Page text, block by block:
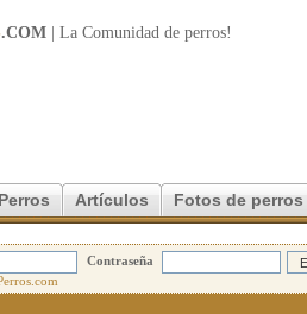
.COM | La Comunidad de perros!
Artículos Fotos de perros
Contraseña